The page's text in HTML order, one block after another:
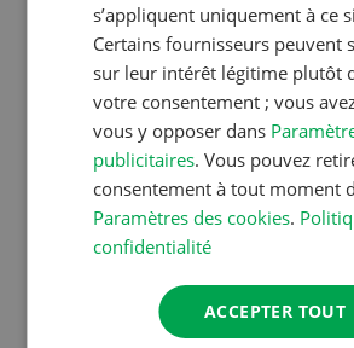
liste de A à Z
Production animale
L’aide du
faire en cas de
chez les chèvres
Production végétale
s’appliquent uniquement à ce
Certains fournisseurs peuvent
sur leur intérêt légitime plutôt
votre consentement ; vous
vous y opposer dans
publicitaires. Vous pouvez
consentement à tout moment
Paramètres des cookies.
confidentialité
ACCEPTER TOUT